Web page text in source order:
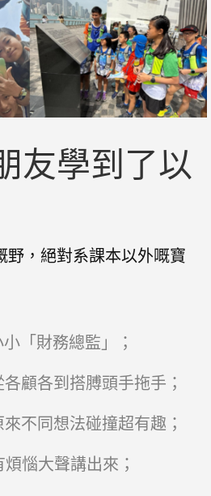
友學到了以
野，絕對系課本以外嘅寶
「財務總監」；
顧各到搭膊頭手拖手；
不同想法碰撞超有趣；
惱大聲講出來；